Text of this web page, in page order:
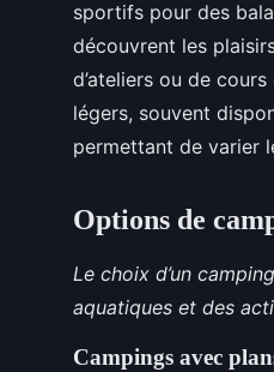
sportifs pour des
découvrent les
d’ateliers ou de
légers, souvent
permettant de varier
Options de
Le choix d’un
aquatiques et des
Campings avec